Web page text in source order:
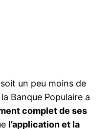
un peu moins de
Banque Populaire a
complet de ses
l’application et la